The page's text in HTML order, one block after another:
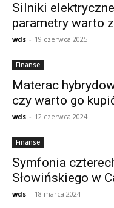
Silniki
parametry warto
wds - 19 czerwca 2025
Finanse
Materac
czy warto go
wds - 12 czerwca 2024
Finanse
Symfonia
Słowińskiego w
wds - 18 marca 2024